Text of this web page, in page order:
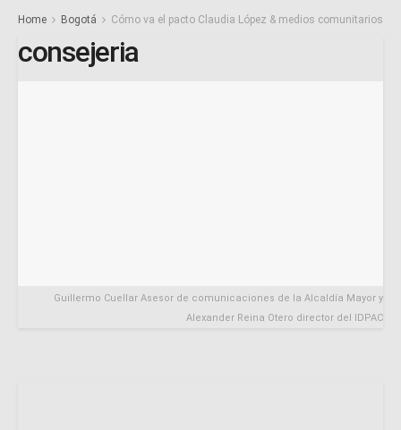
Home Bogotá Cómo va el pacto Claudia López & medios comunitarios
consejeria
Guillermo Cuellar Asesor de comunicaciones de la Alcaldía Mayor y
Alexander Reina Otero director del IDPAC